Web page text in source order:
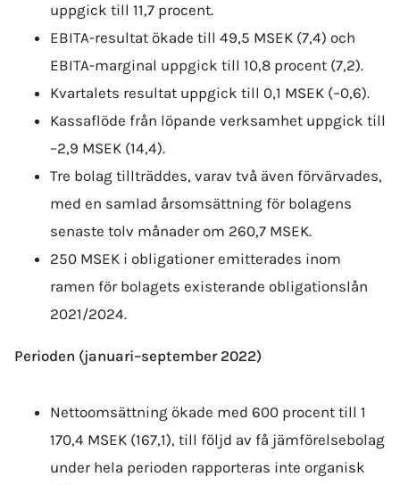
uppgick till 11,7 procent.
EBITA-resultat ökade till 49,5 MSEK (7,4) och
EBITA-marginal uppgick till 10,8 procent (7,2).
Kvartalets resultat uppgick till 0,1 MSEK (–0,6).
Kassaflöde från löpande verksamhet uppgick till
–2,9 MSEK (14,4).
Tre bolag tillträddes, varav två även förvärvades,
med en samlad årsomsättning för bolagens
senaste tolv månader om 260,7 MSEK.
250 MSEK i obligationer emitterades inom
ramen för bolagets existerande obligationslån
2021/2024.
Perioden (januari–september 2022)
Nettoomsättning ökade med 600 procent till 1
170,4 MSEK (167,1), till följd av få jämförelsebolag
under hela perioden rapporteras inte organisk